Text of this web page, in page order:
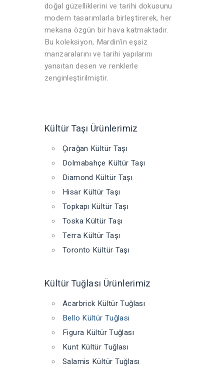
doğal güzelliklerini ve tarihi dokusunu
modern tasarımlarla birleştirerek, her
mekana özgün bir hava katmaktadır.
Bu koleksiyon, Mardin'in eşsiz
manzaralarını ve tarihi yapılarını
yansıtan desen ve renklerle
zenginleştirilmiştir.
Kültür Taşı Ürünlerimiz
Çırağan Kültür Taşı
Dolmabahçe Kültür Taşı
Diamond Kültür Taşı
Hisar Kültür Taşı
Topkapı Kültür Taşı
Toska Kültür Taşı
Terra Kültür Taşı
Toronto Kültür Taşı
Kültür Tuğlası Ürünlerimiz
Acarbrick Kültür Tuğlası
Bello Kültür Tuğlası
Figura Kültür Tuğlası
Kunt Kültür Tuğlası
Salamis Kültür Tuğlası